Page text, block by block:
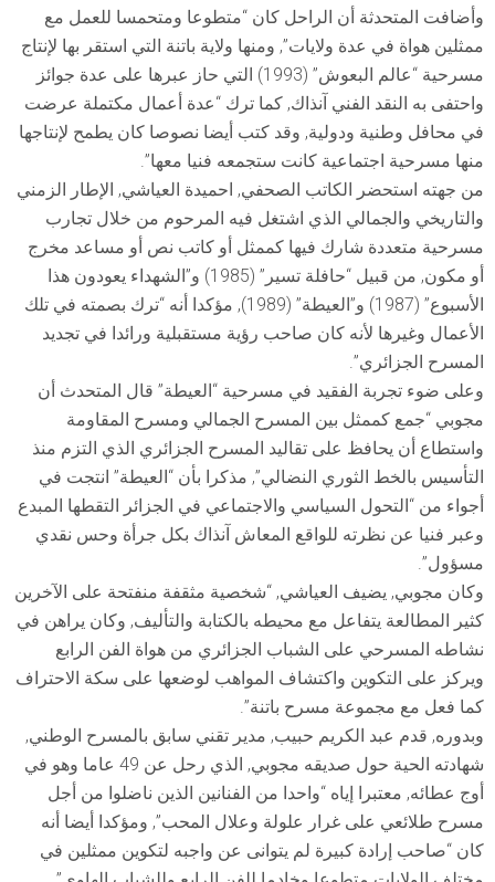
وأضافت المتحدثة أن الراحل كان “متطوعا ومتحمسا للعمل مع
ممثلين هواة في عدة ولايات”, ومنها ولاية باتنة التي استقر بها لإنتاج
مسرحية “عالم البعوش” (1993) التي حاز عبرها على عدة جوائز
واحتفى به النقد الفني آنذاك, كما ترك “عدة أعمال مكتملة عرضت
في محافل وطنية ودولية, وقد كتب أيضا نصوصا كان يطمح لإنتاجها
منها مسرحية اجتماعية كانت ستجمعه فنيا معها”.
من جهته استحضر الكاتب الصحفي, احميدة العياشي, الإطار الزمني
والتاريخي والجمالي الذي اشتغل فيه المرحوم من خلال تجارب
مسرحية متعددة شارك فيها كممثل أو كاتب نص أو مساعد مخرج
أو مكون, من قبيل “حافلة تسير” (1985) و”الشهداء يعودون هذا
الأسبوع” (1987) و”العيطة” (1989), مؤكدا أنه “ترك بصمته في تلك
الأعمال وغيرها لأنه كان صاحب رؤية مستقبلية ورائدا في تجديد
المسرح الجزائري”.
وعلى ضوء تجربة الفقيد في مسرحية “العيطة” قال المتحدث أن
مجوبي “جمع كممثل بين المسرح الجمالي ومسرح المقاومة
واستطاع أن يحافظ على تقاليد المسرح الجزائري الذي التزم منذ
التأسيس بالخط الثوري النضالي”, مذكرا بأن “العيطة” انتجت في
أجواء من “التحول السياسي والاجتماعي في الجزائر التقطها المبدع
وعبر فنيا عن نظرته للواقع المعاش آنذاك بكل جرأة وحس نقدي
مسؤول”.
وكان مجوبي, يضيف العياشي, “شخصية مثقفة منفتحة على الآخرين
كثير المطالعة يتفاعل مع محيطه بالكتابة والتأليف, وكان يراهن في
نشاطه المسرحي على الشباب الجزائري من هواة الفن الرابع
ويركز على التكوين واكتشاف المواهب لوضعها على سكة الاحتراف
كما فعل مع مجموعة مسرح باتنة”.
وبدوره, قدم عبد الكريم حبيب, مدير تقني سابق بالمسرح الوطني,
شهادته الحية حول صديقه مجوبي, الذي رحل عن 49 عاما وهو في
أوج عطائه, معتبرا إياه “واحدا من الفنانين الذين ناضلوا من أجل
مسرح طلائعي على غرار علولة وعلال المحب”, ومؤكدا أيضا أنه
كان “صاحب إرادة كبيرة لم يتوانى عن واجبه لتكوين ممثلين في